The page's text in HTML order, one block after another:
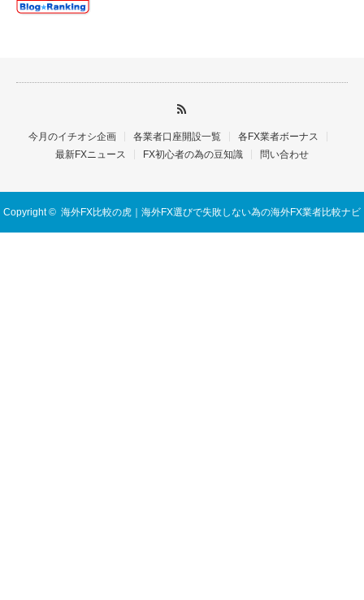
今月のイチオシ企画 各業者口座開設一覧
各FX業者ボーナス
最新FXニュース
FX初心者の為の豆知識 問い合わせ
Copyright © 海外FX比較の虎｜海外FX選びで失敗しない為の海外FX業者比較ナビ